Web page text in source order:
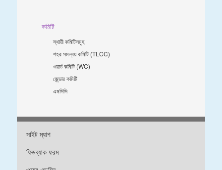
কমিটি
স্থায়ী কমিটিসমূহ
শহর সমন্বয় কমিটি (TLCC)
ওয়ার্ড কমিটি (WC)
জে্ন্ডার কমিটি
এমসিসি
সাইট ম্যাপ
ফিডব্যাক ফরম